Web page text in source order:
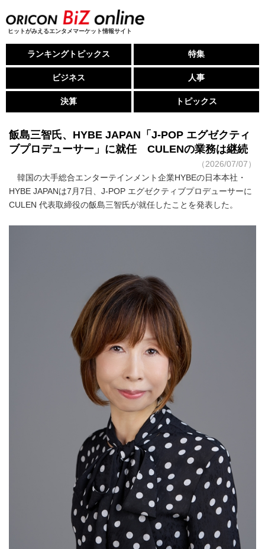
ヒットがみえるエンタメマーケット情報サイト
ランキングトピックス 特集
ビジネス 人事
決算 トピックス
飯島三智氏、HYBE JAPAN「J-POP エグゼクティ
ブプロデューサー」に就任 CULENの業務は継続
（2026/07/07）
韓国の大手総合エンターテインメント企業HYBEの日本本社・
HYBE JAPANは7月7日、J-POP エグゼクティブプロデューサーに
CULEN 代表取締役の飯島三智氏が就任したことを発表した。